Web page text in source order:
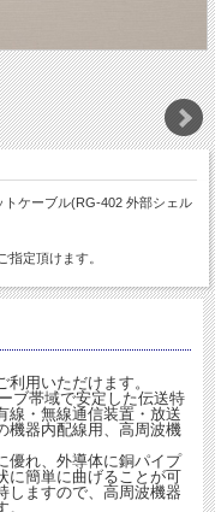
ケーブル(RG-402 外部シェル
指定頂けます。
用いただけます。
ブ帯域で安定した伝送特
線・無線通信装置・放送
機器内配線用、高周波機
優れ、外導体に銅パイプ
に簡単に曲げることが可
しますので、高周波機器